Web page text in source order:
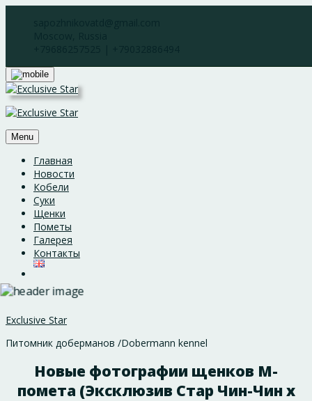
Menu
Главная
Новости
Кобели
Суки
Щенки
Пометы
Галерея
Контакты
Exclusive Star
Питомник доберманов /Dobermann kennel
Новые фотографии щенков М-
помета (Эксклюзив Стар Чин-Чин х